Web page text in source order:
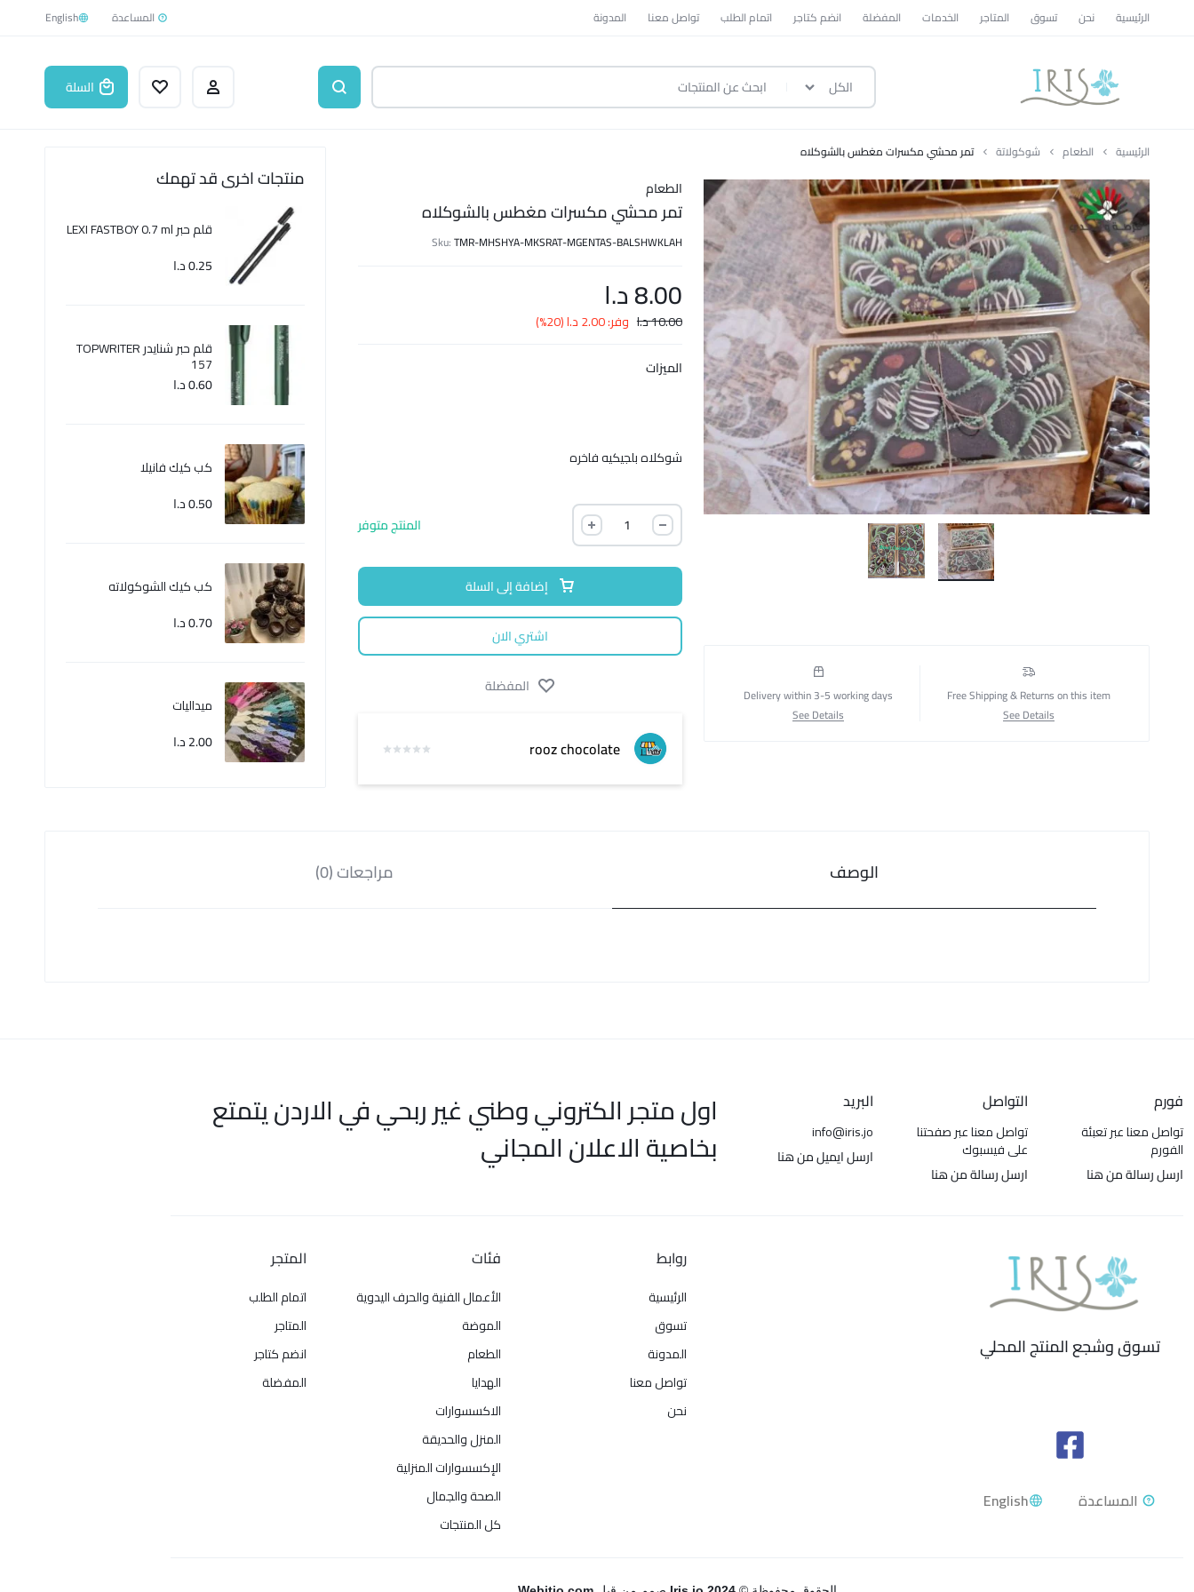
الرئيسية نحن تسوق المتاجر الخدمات المفضلة انضم كتاجر اتمام الطلب تواصل معنا المدونة English
|
متجر
تسوق
وطني
الكل السلة
الرئيسية الطعام شوكولاتة تمر محشي مكسرات مغطس بالشوكلاه
Free Shipping & Returns on this item
See Details
Delivery within 3-5 working days
See Details
الطعام
تمر محشي مكسرات مغطس بالشوكلاه
Sku:TMR-MHSHYA-MKSRAT-MGENTAS-BALSHWKLAH
8.00د.ا
10.00د.ا وفر:2.00د.ا(20%)
الميزات
شوكلاه بلجيكيه فاخره
المنتج متوفر
إضافة إلى السلة
اشتري الان
المفضلة
rooz chocolate
منتجات اخرى قد تهمك
قلم حبر LEXI FASTBOY 0.7 ml
0.25د.ا
قلم حبر شنايدر TOPWRITER
157
0.60د.ا
كب كيك فانيلا
0.50د.ا
كب كيك الشوكولاته
0.70د.ا
ميداليات
2.00د.ا
الوصف مراجعات (0)
فورم
تواصل معنا عبر تعبئة
الفورم
ارسل رسالة من هنا
التواصل
تواصل معنا عبر صفحتنا
على فيسبوك
ارسل رسالة من هنا
البريد
info@iris.jo
ارسل ايميل من هنا
اول متجر الكتروني وطني غير ربحي في الاردن يتمتع
بخاصية الاعلان المجاني
تسوق وشجع المنتج المحلي
English
روابط
الرئيسية
تسوق
المدونة
تواصل معنا
نحن
فئات
الأعمال الفنية والحرف اليدوية
الموضة
الطعام
الهدايا
الاكسسوارات
المنزل والحديقة
الإكسسوارات المنزلية
الصحة والجمال
كل المنتجات
المتجر
اتمام الطلب
المتاجر
انضم كتاجر
المفضلة